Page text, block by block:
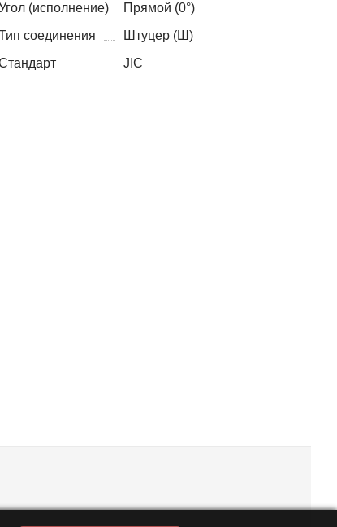
(исполнение)
Прямой (0°)
соединения
Штуцер (Ш)
JIC